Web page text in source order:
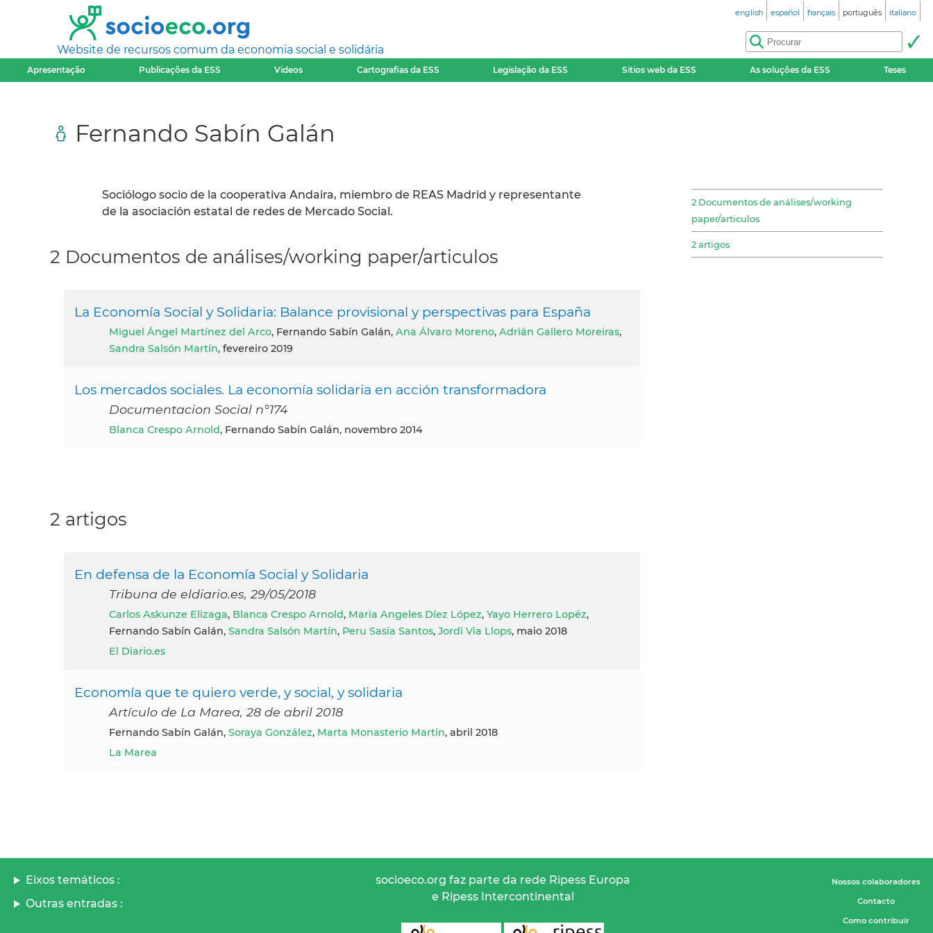
Website de recursos comum da economia social e solidária
english español français português italiano
Apresentação Publicações da ESS Videos Cartografias da ESS Legislação da ESS Sitios web da ESS As soluções da ESS Teses
Fernando Sabín Galán
Sociólogo socio de la cooperativa Andaira, miembro de REAS Madrid y representante
de la asociación estatal de redes de Mercado Social.
2 Documentos de análises/working
paper/articulos
2 artigos
2 Documentos de análises/working paper/articulos
La Economía Social y Solidaria: Balance provisional y perspectivas para España
Miguel Ángel Martínez del Arco, Fernando Sabín Galán, Ana Álvaro Moreno, Adrián Gallero Moreiras,
Sandra Salsón Martín, fevereiro 2019
Los mercados sociales. La economía solidaria en acción transformadora
Documentacion Social n°174
Blanca Crespo Arnold, Fernando Sabín Galán, novembro 2014
2 artigos
En defensa de la Economía Social y Solidaria
Tribuna de eldiario.es, 29/05/2018
Carlos Askunze Elizaga, Blanca Crespo Arnold, Maria Angeles Díez López, Yayo Herrero Lopéz,
Fernando Sabín Galán, Sandra Salsón Martín, Peru Sasía Santos, Jordi Via Llops, maio 2018
El Diario.es
Economía que te quiero verde, y social, y solidaria
Artículo de La Marea, 28 de abril 2018
Fernando Sabín Galán, Soraya González, Marta Monasterio Martín, abril 2018
La Marea
Eixos temáticos :
Outras entradas :
socioeco.org faz parte da rede Ripess Europa
e Ripess Intercontinental
Nossos colaboradores
Contacto
Como contribuir